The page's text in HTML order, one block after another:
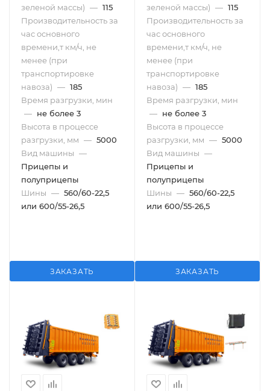
зеленой массы) — 115
Производительность за
час основного
времени,т км/ч, не
менее (при
транспортировке
навоза) — 185
Время разгрузки, мин
— не более 3
Высота в процессе
разгрузки, мм — 5000
Вид машины —
Прицепы и
полуприцепы
Шины — 560/60-22,5
или 600/55-26,5
ЗАКАЗАТЬ
зеленой массы) — 115
Производительность за
час основного
времени,т км/ч, не
менее (при
транспортировке
навоза) — 185
Время разгрузки, мин
— не более 3
Высота в процессе
разгрузки, мм — 5000
Вид машины —
Прицепы и
полуприцепы
Шины — 560/60-22,5
или 600/55-26,5
ЗАКАЗАТЬ